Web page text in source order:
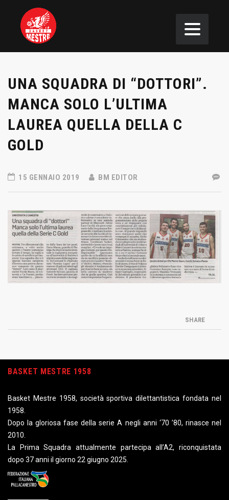
UNA SQUADRA DI “DOTTORI”.
MANCA SOLO L’ULTIMA
LAUREA QUELLA DELLA C
GOLD
15 GENNAIO 2019 BM EDITOR
SHARE
BASKET MESTRE 1958
Basket Mestre 1958, società sportiva dilettantistica fondata nel
1958.
Dopo la gloriosa fase della serie A negli anni ‘70 ’80, rinasce nel
2010.
La Prima Squadra attualmente partecipa all’A2, riconquistata
dopo 37 anni il giorno 22 giugno 2025.